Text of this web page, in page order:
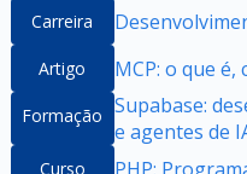
Carreira
Artigo MCP: o que
Formação Supabase:
e agentes de
Curso PHP: